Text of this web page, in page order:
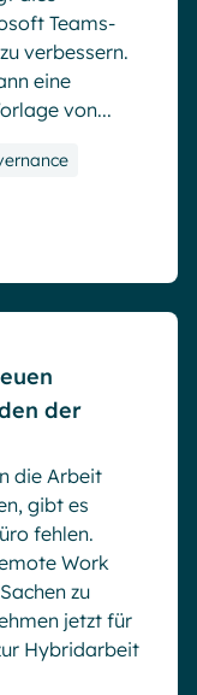
Teams-
verbessern.
eine
von...
der
die Arbeit
gibt es
fehlen.
Work
zu
jetzt für
Hybridarbeit